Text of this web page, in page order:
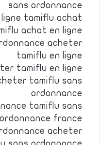
sans ordonnance
tamiflu achat
achat en ligne
acheter
tamiflu en ligne
tamiflu en ligne
tamiflu sans
ordonnance
tamiflu sans
ordonnance france
acheter